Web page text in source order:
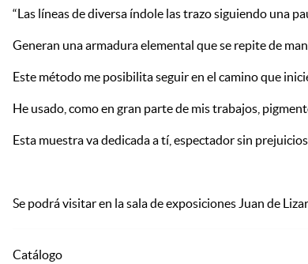
“Las líneas de diversa índole las trazo siguiendo una
Generan una armadura elemental que se repite de
Este método me posibilita seguir en el camino que
He usado, como en gran parte de mis trabajos,
Esta muestra va dedicada a tí, espectador sin
Se podrá visitar en la sala de exposiciones Juan de
Catálogo